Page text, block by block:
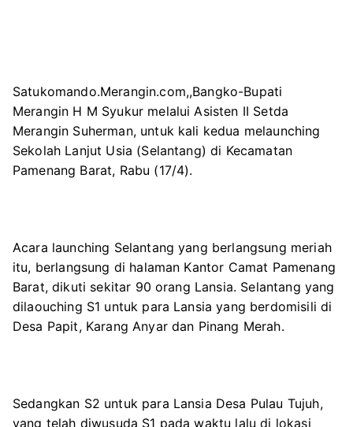
Satukomando.Merangin.com,,Bangko-Bupati
Merangin H M Syukur melalui Asisten II Setda
Merangin Suherman, untuk kali kedua melaunching
Sekolah Lanjut Usia (Selantang) di Kecamatan
Pamenang Barat, Rabu (17/4).
Acara launching Selantang yang berlangsung meriah
itu, berlangsung di halaman Kantor Camat Pamenang
Barat, dikuti sekitar 90 orang Lansia. Selantang yang
dilaouching S1 untuk para Lansia yang berdomisili di
Desa Papit, Karang Anyar dan Pinang Merah.
Sedangkan S2 untuk para Lansia Desa Pulau Tujuh,
yang telah diwusuda S1 pada waktu lalu di lokasi